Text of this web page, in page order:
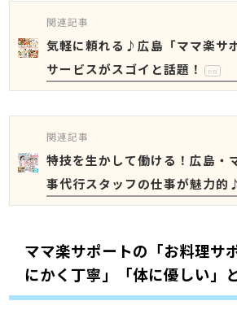
関連記事
気軽に頼れる♪広島「ママ楽サ
サービスがスゴイと話題！
PR
関連記事
特技を生かして働ける！広島・
事代行スタッフの仕事が魅力的♪
ママ楽サポートの「お料理サ
にかく丁寧」「体に優しい」